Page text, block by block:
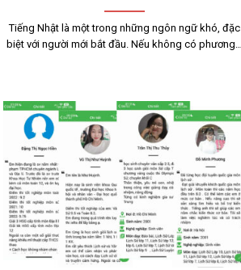
Tiếng Nhật là một trong những ngôn ngữ khó, đặc
biệt với người mới bắt đầu. Nếu không có phương…